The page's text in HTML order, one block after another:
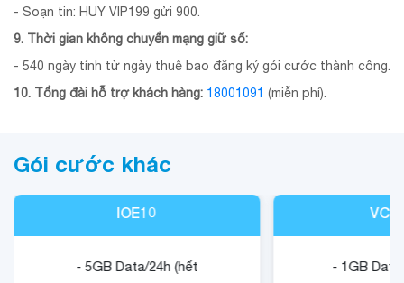
- Soạn tin: HUY VIP199 gửi 900.
9. Thời gian không chuyển mạng giữ số:
- 540 ngày tính từ ngày thuê bao đăng ký gói cước thành công.
10. Tổng đài hỗ trợ khách hàng: 18001091 (miễn phí).
Gói cước khác
IOE10
- 5GB Data/24h (hết
- 1GB